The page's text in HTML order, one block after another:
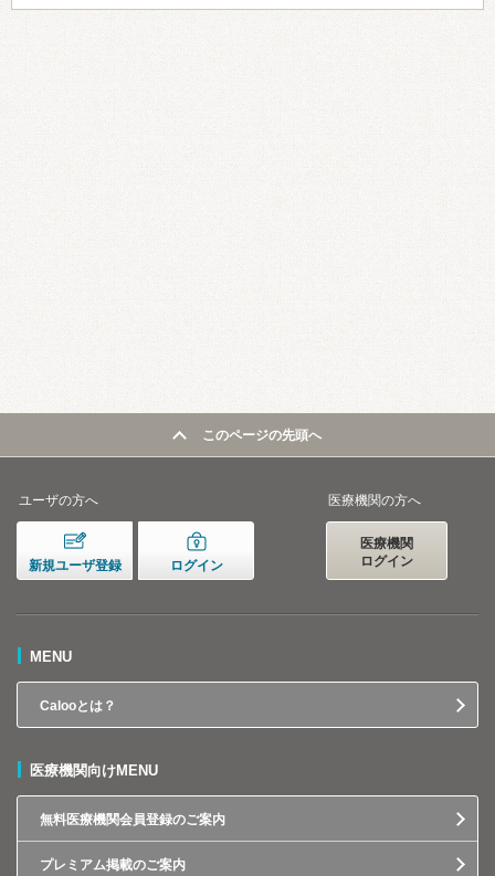
このページの先頭へ
ユーザの方へ
新規ユーザ登録 ログイン
医療機関の方へ
医療機関
ログイン
MENU
Calooとは？
医療機関向けMENU
無料医療機関会員登録のご案内
プレミアム掲載のご案内